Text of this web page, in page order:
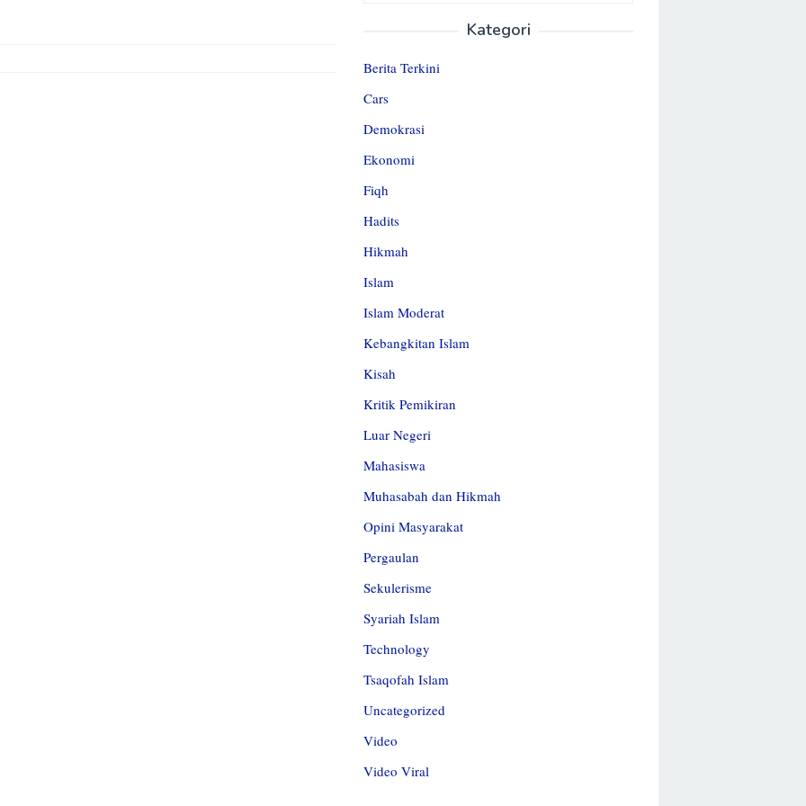
Kategori
Berita Terkini
Cars
Demokrasi
Ekonomi
Fiqh
Hadits
Hikmah
Islam
Islam Moderat
Kebangkitan Islam
Kisah
Kritik Pemikiran
Luar Negeri
Mahasiswa
Muhasabah dan Hikmah
Opini Masyarakat
Pergaulan
Sekulerisme
Syariah Islam
Technology
Tsaqofah Islam
Uncategorized
Video
Video Viral